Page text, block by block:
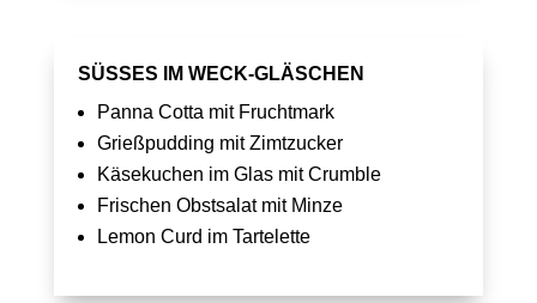
SÜSSES IM WECK-GLÄSCHEN
Panna Cotta mit Fruchtmark
Grießpudding mit Zimtzucker
Käsekuchen im Glas mit Crumble
Frischen Obstsalat mit Minze
Lemon Curd im Tartelette